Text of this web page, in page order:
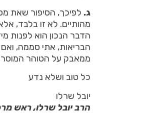
ג. לפיכך, הסיפור שאת
מהותיים. לא זו בלבד,
הדבר הנכון הוא לפנות
הבריאות, אתי סממה,
ממאבק על הטוהר
כל טוב ושלא נדע
יובל שרלו
הרב יובל שרלו, ראש